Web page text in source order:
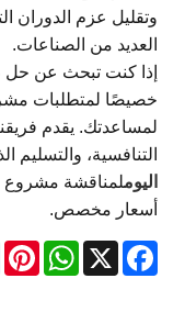
وتقليل عزم الدوران
العديد من الصناعات.
إذا كنت تبحث عن
لمساعدتك. يقدم
التنافسية، والتسليم
اليوملمناقشة
أسعار مخصص.
Facebook
X
WhatsApp